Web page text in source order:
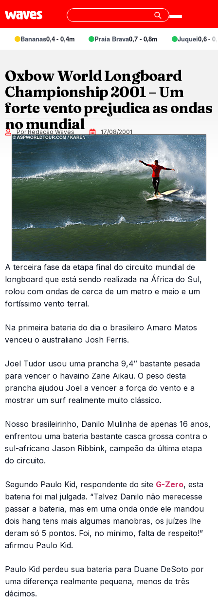
Bananas0,4 - 0,4m Praia Brava0,7 - 0,8m Juquei0,6 -
Oxbow World Longboard
Championship 2001 – Um
forte vento prejudica as ondas
no mundial
Por Redação Waves 17/08/2001
A terceira fase da etapa final do circuito mundial de
longboard que está sendo realizada na África do Sul,
rolou com ondas de cerca de um metro e meio e um
fortíssimo vento terral.
Na primeira bateria do dia o brasileiro Amaro Matos
venceu o australiano Josh Ferris.
Joel Tudor usou uma prancha 9,4″ bastante pesada
para vencer o havaino Zane Aikau. O peso desta
prancha ajudou Joel a vencer a força do vento e a
mostrar um surf realmente muito clássico.
Nosso brasileirinho, Danilo Mulinha de apenas 16 anos,
enfrentou uma bateria bastante casca grossa contra o
sul-africano Jason Ribbink, campeão da última etapa
do circuito.
Segundo Paulo Kid, respondente do site G-Zero, esta
bateria foi mal julgada. “Talvez Danilo não merecesse
passar a bateria, mas em uma onda onde ele mandou
dois hang tens mais algumas manobras, os juízes lhe
deram só 5 pontos. Foi, no mínimo, falta de respeito!”
afirmou Paulo Kid.
Paulo Kid perdeu sua bateria para Duane DeSoto por
uma diferença realmente pequena, menos de três
décimos.